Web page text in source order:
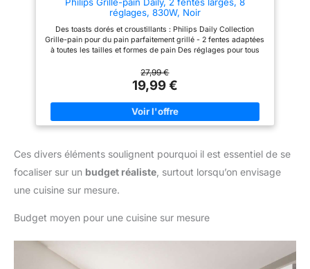
conserver un plan de travail
bien rangé. Le rangement
gagner de la place dans la
cuisine
Philips Grille-pain Daily, 2 fentes larges, 8
réglages, 830W, Noir
Des toasts dorés et croustillants : Philips Daily Collection
Grille-pain pour du pain parfaitement grillé - 2 fentes adaptées
à toutes les tailles et formes de pain Des réglages pour tous
préférences Un toast bien chaud en quelques secondes : une
fonction dédiée permet de réchauffer le pain déjà grillé en
quelques secondes - La fonction de décongélation grille le
pain congelé en un seul passage Utilisation sécurisée : le
bouton d'éjection arrête le dorage quand vous le voulez -
Protection supplémentaire contre l'arrêt automatique pour éviter
couvercle anti-poussière empêche la poussière d'entrer dans
27,99 €
19,99 €
Ces divers éléments soulignent pourquoi il est essentiel de se
focaliser sur un budget réaliste , surtout lorsqu’on envisage
une cuisine sur mesure.
Budget moyen pour une cuisine sur mesure